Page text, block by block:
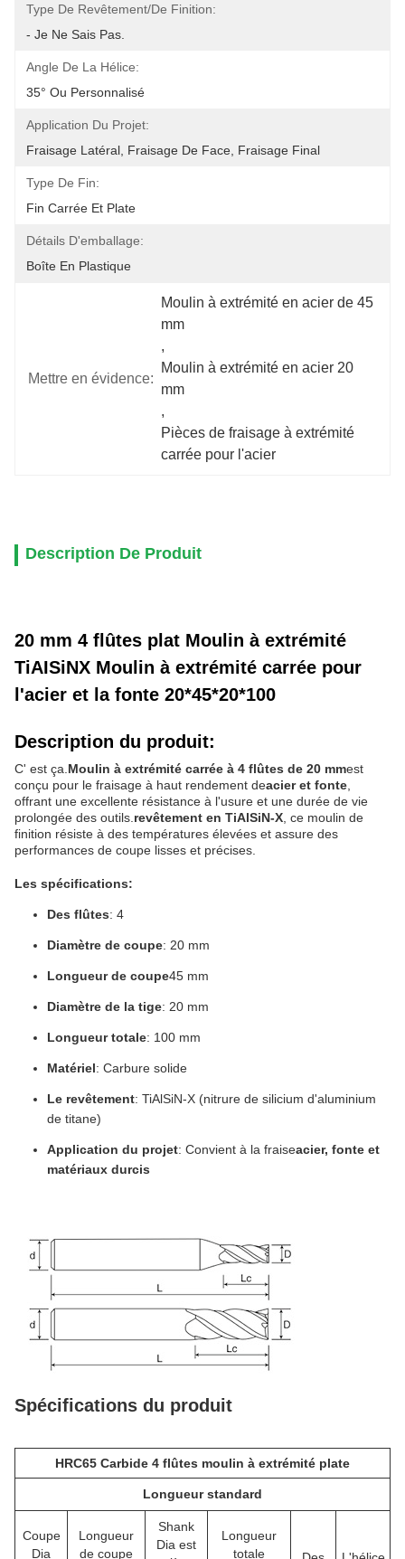
Type De Revêtement/de Finition:
- Je Ne Sais Pas.
Angle De La Hélice:
35° Ou Personnalisé
Application Du Projet:
Fraisage Latéral, Fraisage De Face, Fraisage Final
Type De Fin:
Fin Carrée Et Plate
Détails D'emballage:
Boîte En Plastique
Mettre en évidence:
Moulin à extrémité en acier de 45
mm
,
Moulin à extrémité en acier 20
mm
,
Pièces de fraisage à extrémité
carrée pour l'acier
Description De Produit
20 mm 4 flûtes plat Moulin à extrémité
TiAISiNX Moulin à extrémité carrée pour
l'acier et la fonte 20*45*20*100
Description du produit:
C' est ça. Moulin à extrémité carrée à 4 flûtes de 20 mmest
conçu pour le fraisage à haut rendement deacier et fonte
offrant une excellente résistance à l'usure et une durée de vie
prolongée des outils. revêtement en TiAlSiN-X , ce moulin de
finition résiste à des températures élevées et assure des
performances de coupe lisses et précises.
Les spécifications:
Des flûtes: 4
Diamètre de coupe: 20 mm
Longueur de coupe45 mm
Diamètre de la tige: 20 mm
Longueur totale: 100 mm
Matériel: Carbure solide
Le revêtement: TiAlSiN-X (nitrure de silicium d'aluminium
de titane)
Application du projet: Convient à la fraiseacier, fonte et
matériaux durcis
Spécifications du produit
HRC65 Carbide 4 flûtes moulin à extrémité plate
Longueur standard
Coupe
Dia
Longueur
de coupe
Shank
Dia est
Longueur
totale